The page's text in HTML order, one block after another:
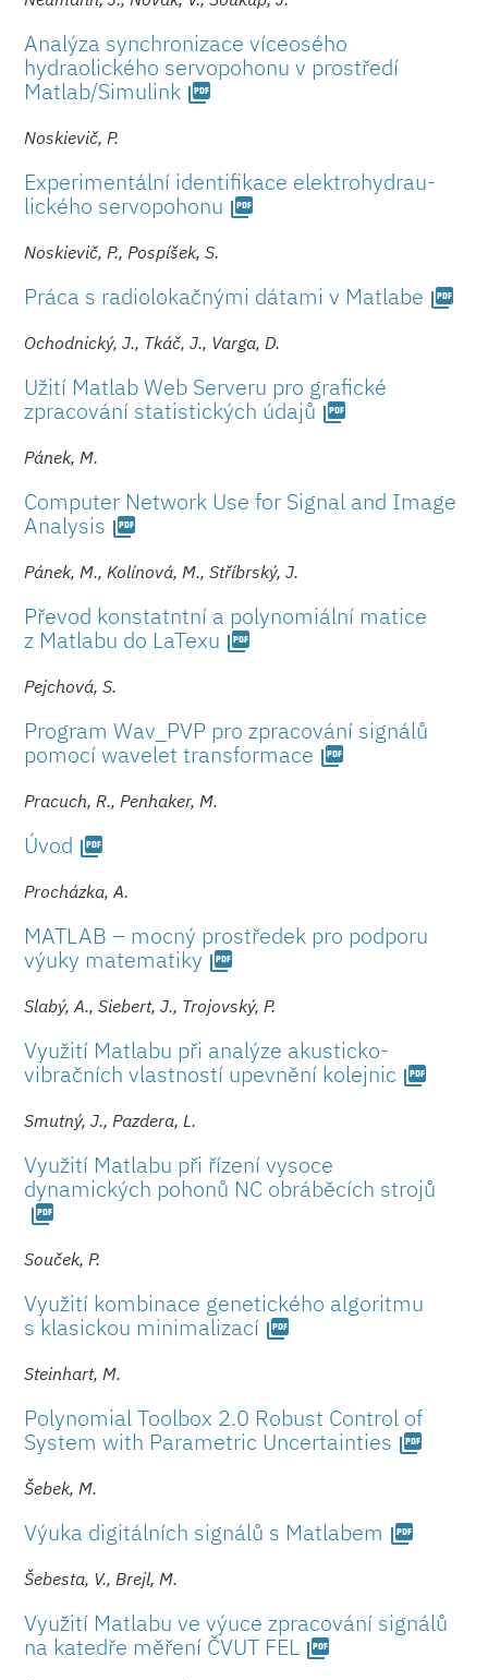
Analýza synchronizace víceosého
hydraolického servopohonu v prostředí
Matlab/Simulink picture_as_pdf
Noskievič, P.
Experimentální identifikace elektrohydrau­
lického servopohonu picture_as_pdf
Noskievič, P., Pospíšek, S.
Práca s radiolokačnými dátami v Matlabe picture_as_pdf
Ochodnický, J., Tkáč, J., Varga, D.
Užití Matlab Web Serveru pro grafické
zpracování statistických ú­dajů picture_as_pdf
Pánek, M.
Computer Network Use for Signal and Image
Analysis picture_as_pdf
Pánek, M., Kolínová, M., Stříbrský, J.
Převod konstatntní a polynomiální matice
z Matlabu do LaTexu picture_as_pdf
Pejchová, S.
Program Wav_PVP pro zpracování signálů
pomocí wavelet transformace picture_as_pdf
Pracuch, R., Penhaker, M.
Úvod picture_as_pdf
Procházka, A.
MATLAB – mocný prostředek pro podporu
výuky matematiky picture_as_pdf
Slabý, A., Siebert, J., Trojovský, P.
Využití Matlabu při analýze akusticko-
vibračních vlastností upevnění kolejnic picture_as_pdf
Smutný, J., Pazdera, L.
Využití Matlabu při řízení vysoce
dynamických pohonů NC obráběcích strojů
picture_as_pdf
Souček, P.
Využití kombinace genetického algoritmu
s klasickou minimalizací picture_as_pdf
Steinhart, M.
Polynomial Toolbox 2.0 Robust Control of
System with Parametric Uncertainties picture_as_pdf
Šebek, M.
Výuka digitálních signálů s Matlabem picture_as_pdf
Šebesta, V., Brejl, M.
Využití Matlabu ve výuce zpracování signálů
na katedře měření ČVUT FEL picture_as_pdf